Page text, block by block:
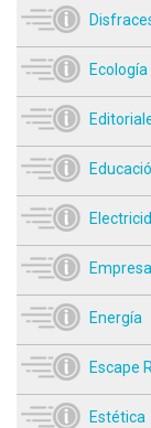
Energía
Escape
Estética